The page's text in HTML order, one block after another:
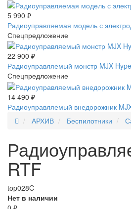
5 990 ₽
Радиоуправляемая модель с
Спецпредложение
22 900 ₽
Радиоуправляемый монстр MJX
Спецпредложение
14 490 ₽
Радиоуправляемый внедорожник
АРХИВ
Беспилотники
RTF
top028C
Нет в наличии